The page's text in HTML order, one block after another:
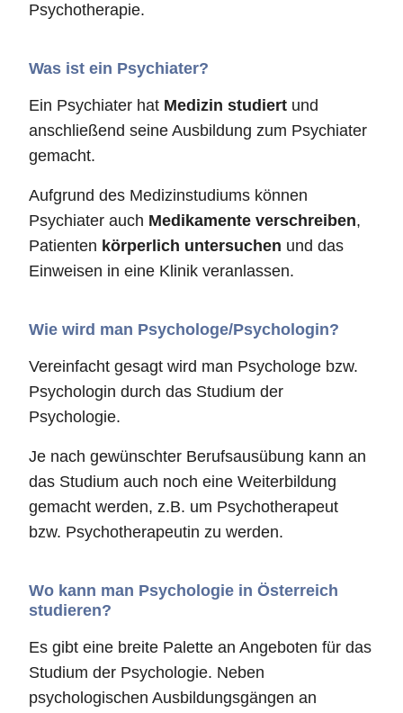
Psychotherapie.
Was ist ein Psychiater?
Ein Psychiater hat Medizin studiert und
anschließend seine Ausbildung zum Psychiater
gemacht.
Aufgrund des Medizinstudiums können
Psychiater auch Medikamente verschreiben,
Patienten körperlich untersuchen und das
Einweisen in eine Klinik veranlassen.
Wie wird man Psychologe/Psychologin?
Vereinfacht gesagt wird man Psychologe bzw.
Psychologin durch das Studium der
Psychologie.
Je nach gewünschter Berufsausübung kann an
das Studium auch noch eine Weiterbildung
gemacht werden, z.B. um Psychotherapeut
bzw. Psychotherapeutin zu werden.
Wo kann man Psychologie in Österreich
studieren?
Es gibt eine breite Palette an Angeboten für das
Studium der Psychologie. Neben
psychologischen Ausbildungsgängen an